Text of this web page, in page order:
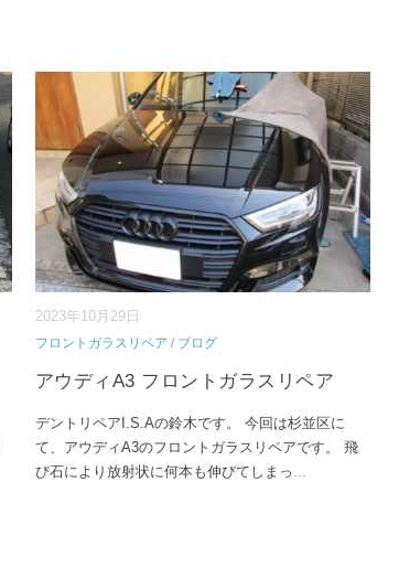
2023年10月29日
フロントガラスリペア / ブログ
アウディA3 フロントガラスリペア
デントリペアI.S.Aの鈴木です。 今回は杉並区に
て、アウディA3のフロントガラスリペアです。 飛
び石により放射状に何本も伸びてしまっ ...